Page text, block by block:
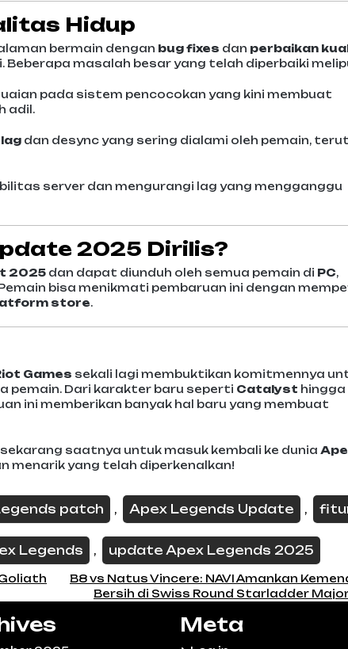
Hidup
bermain dengan bug fixes dan perbaikan
masalah besar yang telah diperbaiki
pada sistem pencocokan yang kini membuat
adil.
lag dan desync yang sering dialami oleh pemain,
server dan mengurangi lag yang mengganggu
2025 Dirilis?
2025 dan dapat diunduh oleh semua pemain di PC,
bisa menikmati pembaruan ini dengan
store.
Games sekali lagi membuktikan komitmennya
pemain. Dari karakter baru seperti Catalyst hingga
ini memberikan banyak hal baru yang membuat
saatnya untuk masuk kembali ke dunia
menarik yang telah diperkenalkan!
patch , Apex Legends Update ,
Legends , update Apex Legends 2025
B8 vs Natus Vincere: NAVI Amankan
Bersih di Swiss Round Starladder
Meta